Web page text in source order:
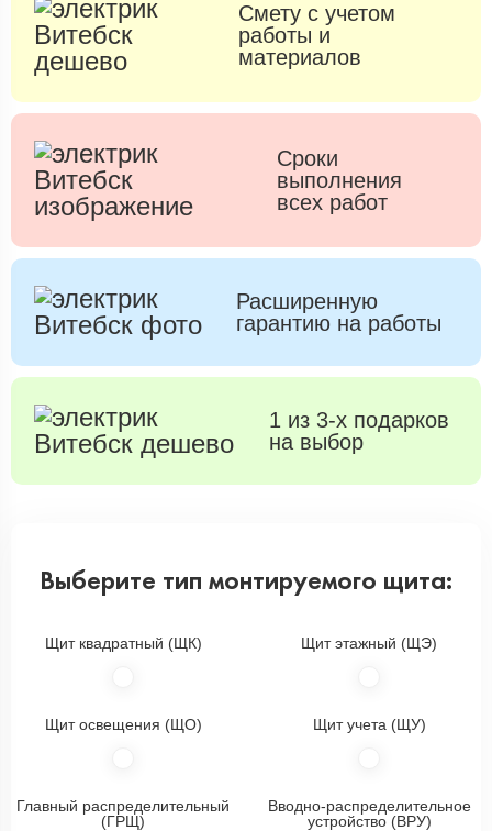
Смету с учетом
работы и
материалов
Сроки
выполнения
всех работ
Расширенную
гарантию на работы
1 из 3-х подарков
на выбор
Выберите тип монтируемого щита:
Щит квадратный (ЩК) Щит этажный (ЩЭ)
Щит освещения (ЩО) Щит учета (ЩУ)
Главный распределительный
(ГРЩ)
Вводно-распределительное
устройство (ВРУ)